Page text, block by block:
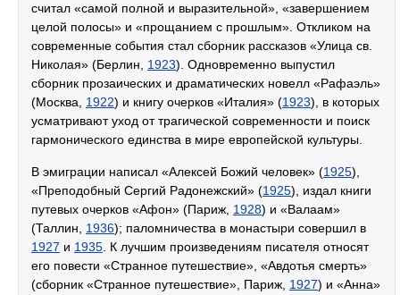
считал «самой полной и выразительной», «завершением
целой полосы» и «прощанием с прошлым». Откликом на
современные события стал сборник рассказов «Улица св.
Николая» (Берлин, 1923). Одновременно выпустил
сборник прозаических и драматических новелл «Рафаэль»
(Москва, 1922) и книгу очерков «Италия» (1923), в которых
усматривают уход от трагической современности и поиск
гармонического единства в мире европейской культуры.
В эмиграции написал «Алексей Божий человек» (1925),
«Преподобный Сергий Радонежский» (1925), издал книги
путевых очерков «Афон» (Париж, 1928) и «Валаам»
(Таллин, 1936); паломничества в монастыри совершил в
1927 и 1935 . К лучшим произведениям писателя относят
его повести «Странное путешествие», «Авдотья смерть»
(сборник «Странное путешествие», Париж, 1927) и «Анна»